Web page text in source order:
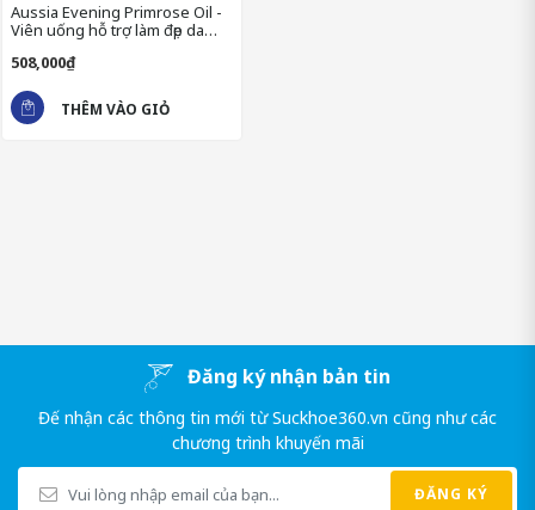
CÔNG DỤNG TINH DẦU HOA ANH
THẢO AUSSIA EVENING PRIMROSE
OIL
Tinh dầu hoa anh thảo Aussia Evening Primrose Oil được chiết
Aussia Evening Primrose Oil -
Viên uống hỗ trợ làm đẹp da
508,000₫
THÊM VÀO GIỎ
Đăng ký nhận bản tin
Đế nhận các thông tin mới từ Suckhoe360.vn cũng như các
chương trình khuyến mãi
ĐĂNG KÝ